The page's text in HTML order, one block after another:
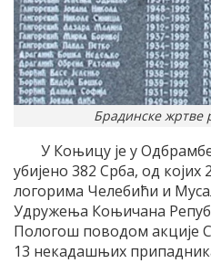
Брадинске жртве
У Коњицу је у
убијено 382 Срба, од којих
логорима Челебићи и
Удружења Коњичана
Пологош поводом акције
13 некадашњих